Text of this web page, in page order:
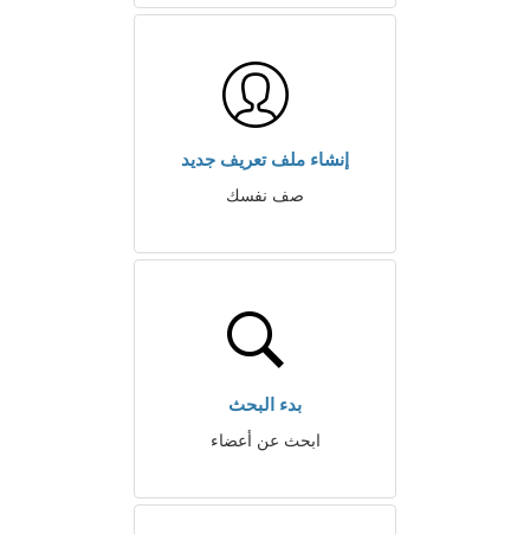
إنشاء ملف تعريف جديد
صف نفسك
بدء البحث
ابحث عن أعضاء